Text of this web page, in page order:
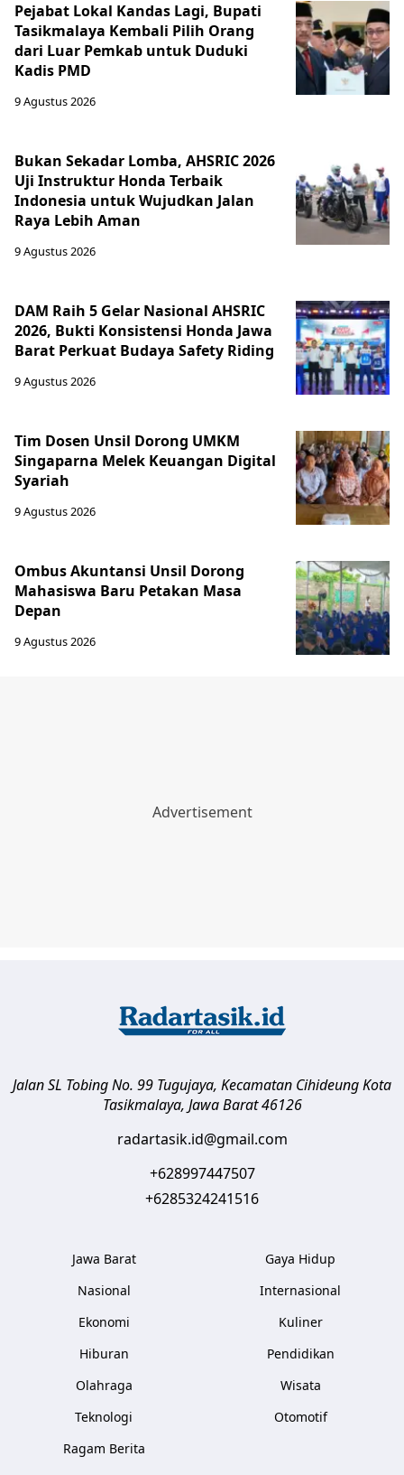
Pejabat Lokal Kandas Lagi, Bupati
Tasikmalaya Kembali Pilih Orang
dari Luar Pemkab untuk Duduki
Kadis PMD
9 Agustus 2026
Bukan Sekadar Lomba, AHSRIC 2026
Uji Instruktur Honda Terbaik
Indonesia untuk Wujudkan Jalan
Raya Lebih Aman
9 Agustus 2026
DAM Raih 5 Gelar Nasional AHSRIC
2026, Bukti Konsistensi Honda Jawa
Barat Perkuat Budaya Safety Riding
9 Agustus 2026
Tim Dosen Unsil Dorong UMKM
Singaparna Melek Keuangan Digital
Syariah
9 Agustus 2026
Ombus Akuntansi Unsil Dorong
Mahasiswa Baru Petakan Masa
Depan
9 Agustus 2026
Jalan SL Tobing No. 99 Tugujaya, Kecamatan CihideungKota
Tasikmalaya, Jawa Barat 46126
radartasik.id@gmail.com
+628997447507
+6285324241516
Jawa Barat
Nasional
Ekonomi
Hiburan
Olahraga
Teknologi
Ragam Berita
Gaya Hidup
Internasional
Kuliner
Pendidikan
Wisata
Otomotif